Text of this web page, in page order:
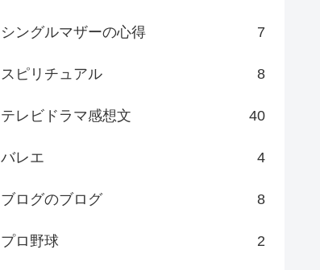
シングルマザーの心得 7
スピリチュアル 8
テレビドラマ感想文 40
バレエ 4
ブログのブログ 8
プロ野球 2